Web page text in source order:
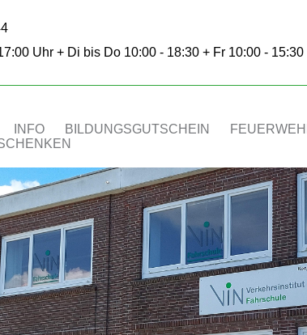
Uhr + Di bis Do 10:00 - 18:30 + Fr 10:00 - 15:30
INFO BILDUNGSGUTSCHEIN